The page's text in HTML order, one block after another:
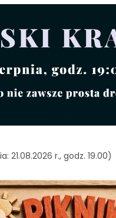
21.08.2026 r., godz. 19.00)